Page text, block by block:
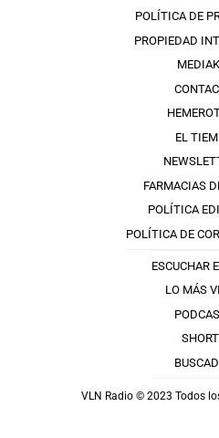
POLÍTICA DE
PROPIEDAD
EL
FARMACIAS
POLÍTICA
POLÍTICA DE
ESCUCHAR
LO MÁS
VLN Radio © 2023 Todos